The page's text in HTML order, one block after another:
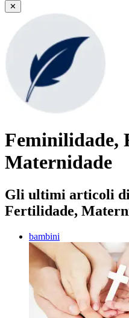
✕
Feminilidade,
Maternidade
Gli ultimi articoli
Fertilidade,
bambini